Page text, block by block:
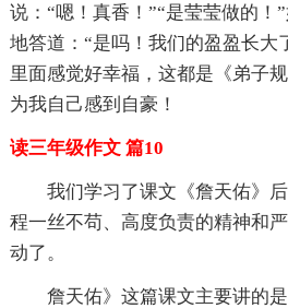
说：“嗯！真香！”“是莹莹做的！
地答道：“是吗！我们的盈盈长大
里面感觉好幸福，这都是《弟子
为我自己感到自豪！
读三年级作文 篇10
我们学习了课文《詹天佑》
程一丝不苟、高度负责的精神和
动了。
詹天佑》这篇课文主要讲的